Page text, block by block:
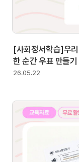
[사회정서학습]우
한 순간 우표 만들기
26.05.22